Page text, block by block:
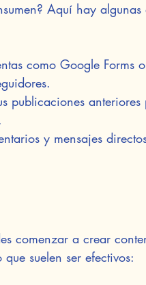
Aquí hay algunas
como Google Forms
publicaciones
y mensajes
comenzar a crear
suelen ser efectivos: